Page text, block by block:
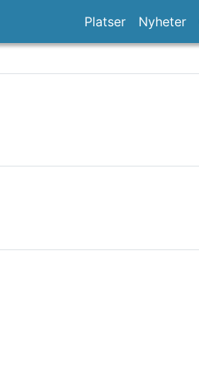
Platser Nyheter